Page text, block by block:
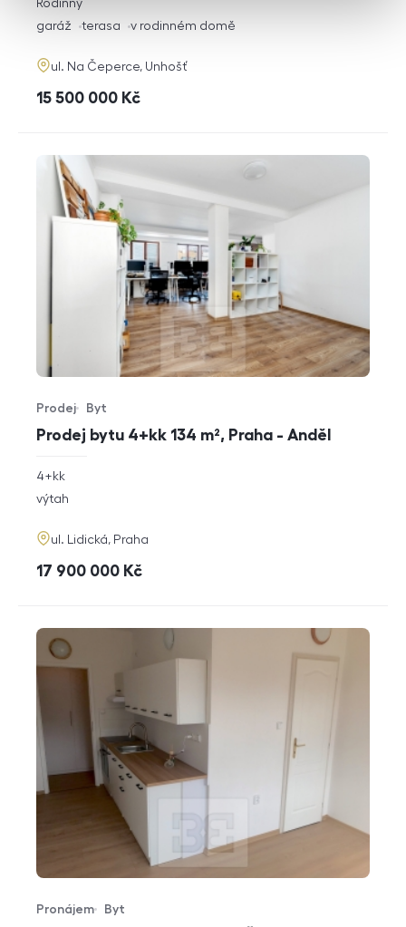
rozměry
dispozice
Rodinný
funkce
garáž terasa v rodinném domě
adresa
ul. Na Čeperce, Unhošť
cena
15 500 000 Kč
Prodej bytu 4+kk 134 m², Praha - Anděl
Typ nabídky
Prodej
Typ nemovitosti
Byt
rozměry
4+kk
funkce
výtah
adresa
ul. Lidická, Praha
cena
17 900 000 Kč
Typ nabídky
Pronájem
Typ nemovitosti
Byt